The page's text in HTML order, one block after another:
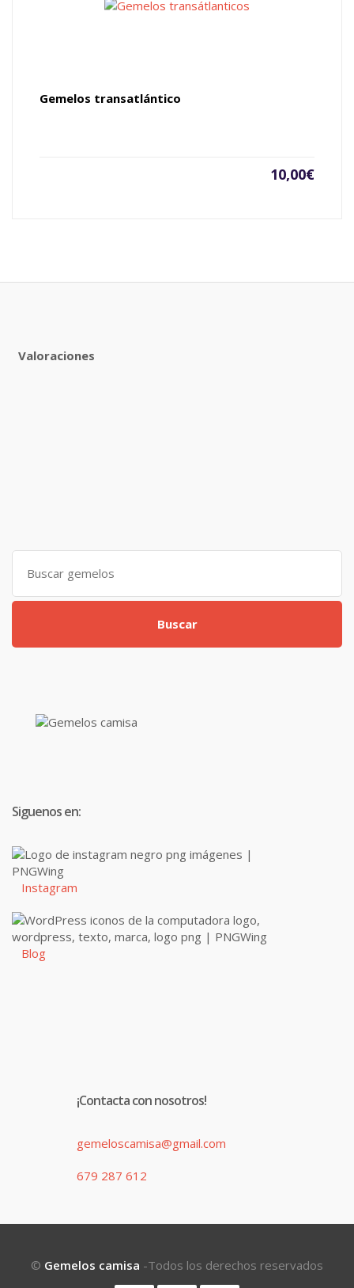
Gemelos transatlántico
10,00€
Valoraciones
Search
for:
Buscar
Siguenos en:
Instagram
Blog
¡Contacta con nosotros!
gemeloscamisa@gmail.com
679 287 612
© Gemelos camisa -Todos los derechos reservados